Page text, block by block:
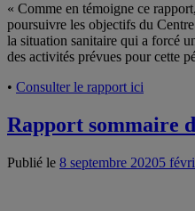
« Comme en témoigne ce
poursuivre les objectifs du
la situation sanitaire qui a forcé
des activités prévues pour cette
• Consulter le rapport ici
Rapport sommaire
Publié le 8 septembre 20205